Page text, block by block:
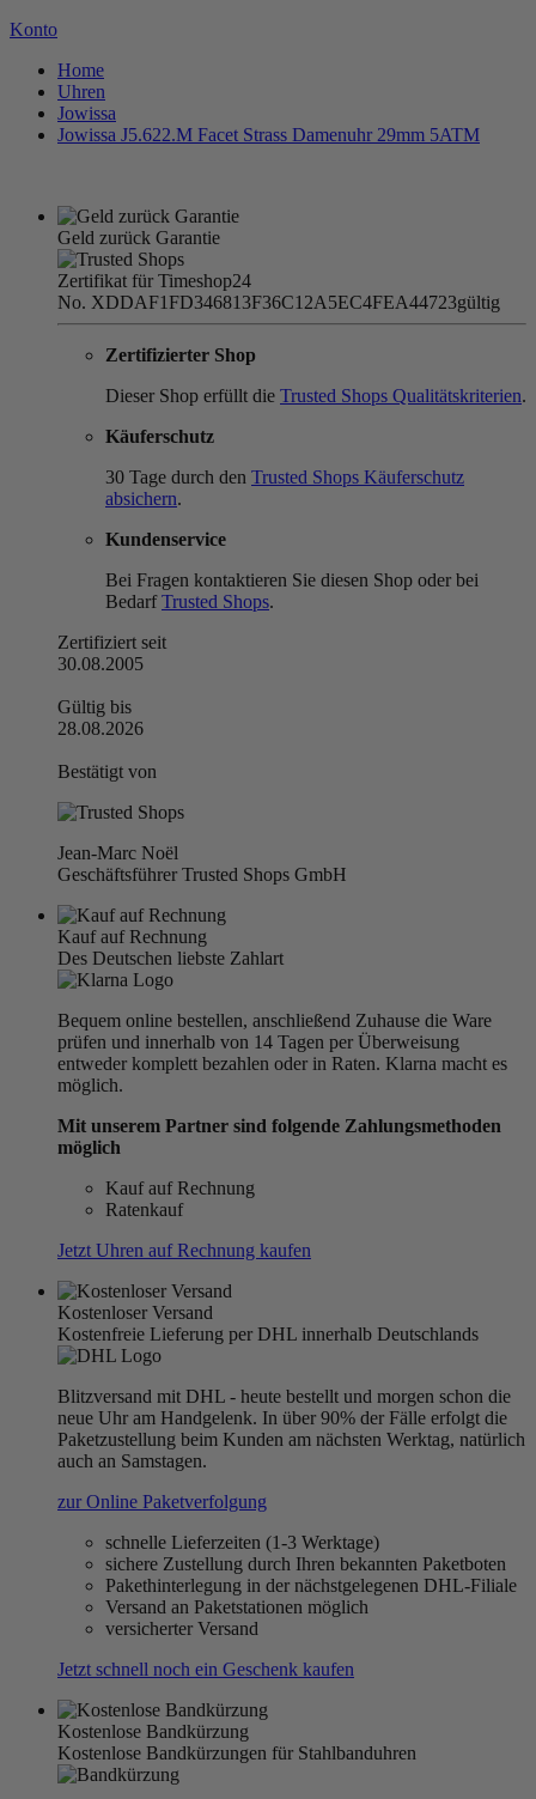
Konto
Home
Uhren
Jowissa
Jowissa J5.622.M Facet Strass Damenuhr 29mm 5ATM
Geld zurück Garantie
Zertifikat für Timeshop24
No. XDDAF1FD346813F36C12A5EC4FEA44723gültig
Zertifizierter Shop
Dieser Shop erfüllt die Trusted Shops Qualitätskriterien.
Käuferschutz
30 Tage durch den Trusted Shops Käuferschutz
absichern.
Kundenservice
Bei Fragen kontaktieren Sie diesen Shop oder bei
BedarfTrusted Shops.
Zertifiziert seit
30.08.2005
Gültig bis
28.08.2026
Bestätigt von
Jean-Marc Noël
Geschäftsführer Trusted Shops GmbH
Kauf auf Rechnung
Des Deutschen liebste Zahlart
Bequem online bestellen, anschließend Zuhause die Ware
prüfen und innerhalb von 14 Tagen per Überweisung
entweder komplett bezahlen oder in Raten. Klarna macht es
möglich.
Mit unserem Partner sind folgende Zahlungsmethoden
möglich
Kauf auf Rechnung
Ratenkauf
Jetzt Uhren auf Rechnung kaufen
Kostenloser Versand
Kostenfreie Lieferung per DHL innerhalb Deutschlands
Blitzversand mit DHL - heute bestellt und morgen schon die
neue Uhr am Handgelenk. In über 90% der Fälle erfolgt die
Paketzustellung beim Kunden am nächsten Werktag, natürlich
auch an Samstagen.
zur Online Paketverfolgung
schnelle Lieferzeiten (1-3 Werktage)
sichere Zustellung durch Ihren bekannten Paketboten
Pakethinterlegung in der nächstgelegenen DHL-Filiale
Versand an Paketstationen möglich
versicherter Versand
Jetzt schnell noch ein Geschenk kaufen
Kostenlose Bandkürzung
Kostenlose Bandkürzungen für Stahlbanduhren